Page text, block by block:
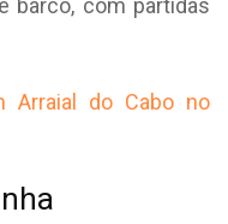
barco, com partidas
Arraial do Cabo no